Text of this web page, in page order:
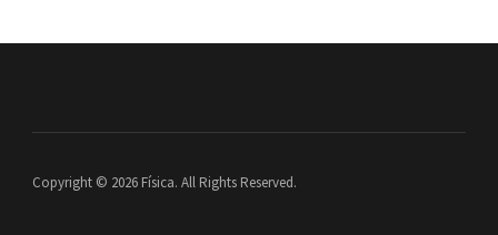
Copyright © 2026 Física. All Rights Reserved.